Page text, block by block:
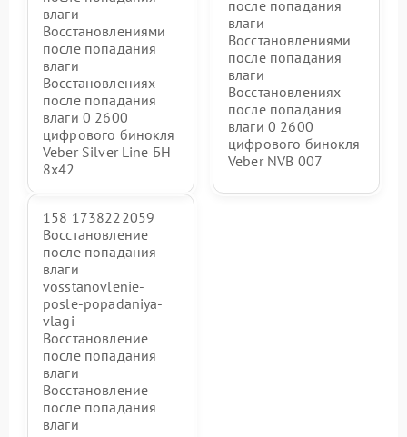
влаги
Восстановлениями
после попадания
влаги
Восстановлениях
после попадания
влаги 0 2600
цифрового бинокля
Veber Silver Line БН
8x42
после попадания
влаги
Восстановлениями
после попадания
влаги
Восстановлениях
после попадания
влаги 0 2600
цифрового бинокля
Veber NVB 007
158 1738222059
Восстановление
после попадания
влаги
vosstanovlenie-
posle-popadaniya-
vlagi
Восстановление
после попадания
влаги
Восстановление
после попадания
влаги